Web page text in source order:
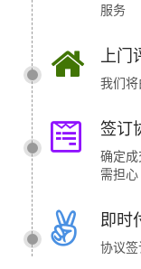
服务
上门
我们
签订
确定
需担心
即时
协议